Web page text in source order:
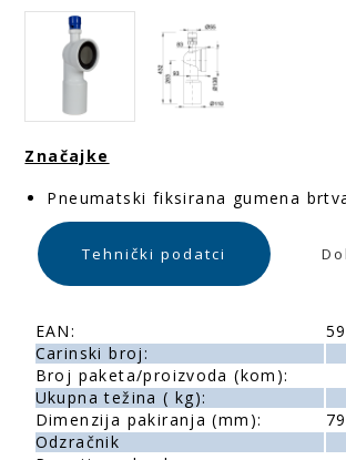
Značajke
Pneumatski fiksirana gumena
Tehnički podatci
EAN:
Carinski broj:
Broj paketa/proizvoda (kom):
Ukupna težina ( kg):
Dimenzija pakiranja (mm):
Odzračnik